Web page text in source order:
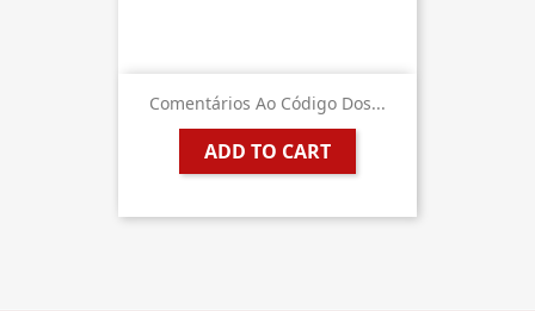
Comentários Ao Código Dos...
ADD TO CART